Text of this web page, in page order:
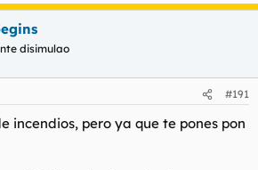
disimulao
#191
incendios, pero ya que te pones pon